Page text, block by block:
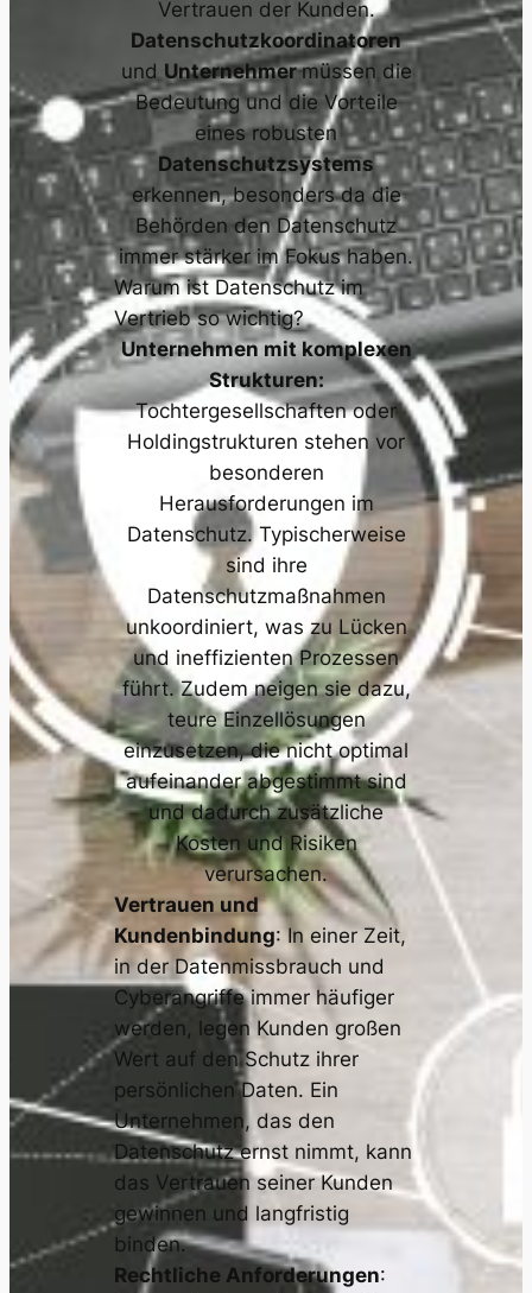
Vertrauen der Kunden.
Datenschutzkoordinatoren
und Unternehmermüssen die
Bedeutung und die Vorteile
eines robusten
Datenschutzsystems
erkennen, besonders da die
Behörden den Datenschutz
immer stärker im Fokus haben.
Warum ist Datenschutz im
Vertrieb so wichtig?
Unternehmen mit komplexen
Strukturen:
Tochtergesellschaften oder
Holdingstrukturen stehen vor
besonderen
Herausforderungen im
Datenschutz. Typischerweise
sind ihre
Datenschutzmaßnahmen
unkoordiniert, was zu Lücken
und ineffizienten Prozessen
führt. Zudem neigen sie dazu,
teure Einzellösungen
einzusetzen, die nicht optimal
aufeinander abgestimmt sind
und dadurch zusätzliche
Kosten und Risiken
verursachen.
Vertrauen und
Kundenbindung: In einer Zeit,
in der Datenmissbrauch und
Cyberangriffe immer häufiger
werden, legen Kunden großen
Wert auf den Schutz ihrer
persönlichen Daten. Ein
Unternehmen, das den
Datenschutz ernst nimmt, kann
das Vertrauen seiner Kunden
gewinnen und langfristig
binden.
Rechtliche Anforderungen: